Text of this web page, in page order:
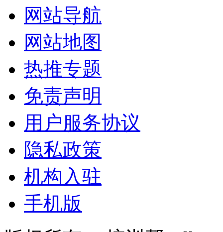
网站导航
网站地图
热推专题
免责声明
用户服务协议
隐私政策
机构入驻
手机版